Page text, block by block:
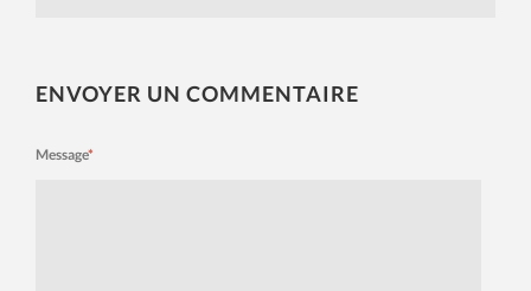
ENVOYER UN COMMENTAIRE
Message*